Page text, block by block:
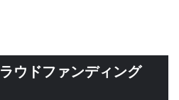
ウドファンディング